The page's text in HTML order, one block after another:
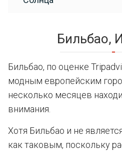
Бильбао,
Бильбао, по оценке
модным европейским
несколько месяцев
внимания.
Хотя Бильбао и не
как таковым, поскольку